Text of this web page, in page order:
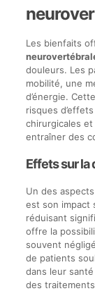
Les bienfaits
douleurs. Les
mobilité, une
d’énergie.
risques
chirurgicales et
entraîner des
Effets sur la
Un des
est son impact
réduisant
offre la
souvent
de patients
dans leur
des